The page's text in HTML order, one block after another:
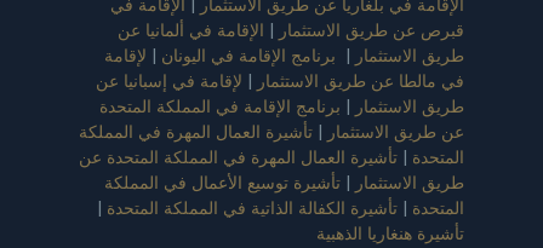
الإقامة في بلغاريا عن طريق الاستثمار | الإقامة في
قبرص عن طريق الاستثمار | الإقامة في ألمانيا عن
طريق الاستثمار | برنامج الإقامة في اليونان | لإقامة
في مالطا عن طريق الاستثمار | لإقامة في إسبانيا عن
طريق الاستثمار | برنامج الإقامة في المملكة المتحدة
عن طريق الاستثمار | تأشيرة العمال المهرة في المملكة
المتحدة | تأشيرة العمال المهرة في المملكة المتحدة عن
طريق الاستثمار | تأشيرة توسيع الأعمال في المملكة
المتحدة | تأشيرة الكفالة الذاتية في المملكة المتحدة |
تأشيرة هنغاريا الذهبية